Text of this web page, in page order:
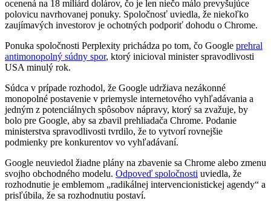
ocenená na 18 miliárd dolárov, čo je len niečo málo prevyšujúce
polovicu navrhovanej ponuky. Spoločnosť uviedla, že niekoľko
zaujímavých investorov je ochotných podporiť dohodu o Chrome.
Ponuka spoločnosti Perplexity prichádza po tom, čo Google prehral
antimonopolný súdny spor, ktorý inicioval minister spravodlivosti
USA minulý rok.
Súdca v prípade rozhodol, že Google udržiava nezákonné
monopolné postavenie v priemysle internetového vyhľadávania a
jedným z potenciálnych spôsobov nápravy, ktorý sa zvažuje, by
bolo pre Google, aby sa zbavil prehliadača Chrome. Podanie
ministerstva spravodlivosti tvrdilo, že to vytvorí rovnejšie
podmienky pre konkurentov vo vyhľadávaní.
Google neuviedol žiadne plány na zbavenie sa Chrome alebo zmenu
svojho obchodného modelu. Odpoveď spoločnosti uviedla, že
rozhodnutie je emblemom „radikálnej intervencionistickej agendy“ a
prisľúbila, že sa rozhodnutiu postaví.